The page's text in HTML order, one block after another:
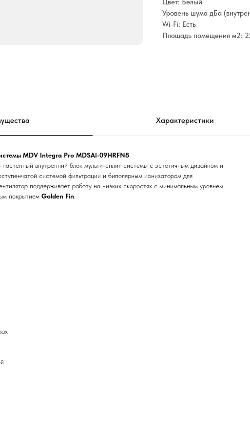
Цвет: Белый
Уровень шума дБа
Wi-Fi: Есть
Площадь помещения м2:
Характеристики
MDV Integra Pro MDSAI-09HRFN8
внутренний блок мульти-сплит системы с эстетичным дизайном и
системой фильтрации и биполярным ионизатором для
поддерживает работу на низких скоростях с минимальным уровнем
покрытием Golden Fin